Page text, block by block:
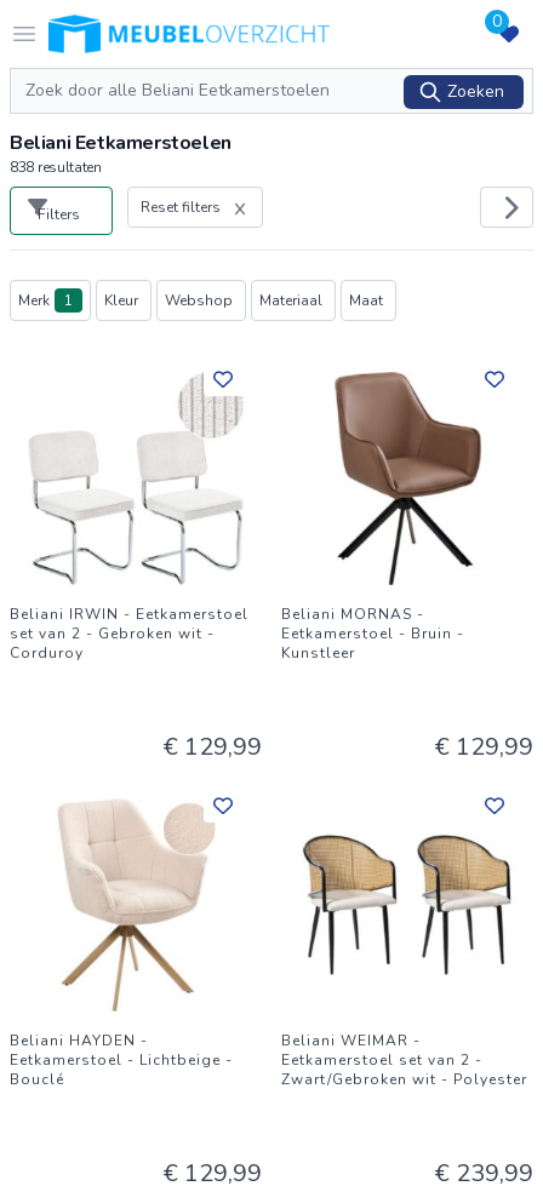
Open menu
Logo Meubeloverzicht.nl 0
Zoeken
Zoeken
Beliani Eetkamerstoelen
838 resultaten
Filters Reset filters
Producten
Merk 1 Kleur Webshop Materiaal Maat
Beliani IRWIN - Eetkamerstoel
set van 2 - Gebroken wit -
Corduroy
€ 129,99
Beliani MORNAS -
Eetkamerstoel - Bruin -
Kunstleer
€ 129,99
Beliani HAYDEN -
Eetkamerstoel - Lichtbeige -
Bouclé
€ 129,99
Beliani WEIMAR -
Eetkamerstoel set van 2 -
Zwart/Gebroken wit - Polyester
€ 239,99